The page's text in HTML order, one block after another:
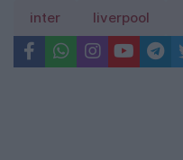
inter liverpool